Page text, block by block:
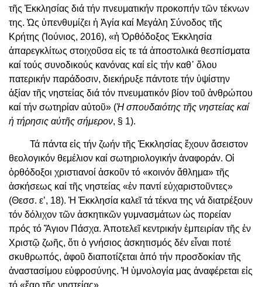
τῆς Ἐκκλησίας διά τήν πνευματικήν προκοπήν τῶν τέκνων
της. Ὡς ὑπενθυμίζει ἡ Ἁγία καί Μεγάλη Σύνοδος τῆς
Κρήτης (Ἰούνιος, 2016), «ἡ Ὀρθόδοξος Ἐκκλησία
ἀπαρεγκλίτως στοιχοῦσα εἰς τε τά ἀποστολικά θεσπίσματα
καί τούς συνοδικούς κανόνας καί εἰς τήν καθ᾿ ὅλου
πατερικήν παράδοσιν, διεκήρυξε πάντοτε τήν ὑψίστην
ἀξίαν τῆς νηστείας διά τόν πνευματικόν βίον τοῦ ἀνθρώπου
καί τήν σωτηρίαν αὐτοῦ» (Ἡ σπουδαιότης τῆς νηστείας καί
ἡ τήρησις αὐτῆς σήμερον, § 1).
Τά πάντα εἰς τήν ζωήν τῆς Ἐκκλησίας ἔχουν ἄσειστον
θεολογικόν θεμέλιον καί σωτηριολογικήν ἀναφοράν. Οἱ
ὀρθόδοξοι χριστιανοί ἀσκοῦν τό «κοινόν ἄθλημα» τῆς
ἀσκήσεως καί τῆς νηστείας «ἐν παντί εὐχαριστοῦντες»
(Θεσσ. ε’, 18). Ἡ Ἐκκλησία καλεῖ τά τέκνα της νά διατρέξουν
τόν δόλιχον τῶν ἀσκητικῶν γυμνασμάτων ὡς πορείαν
πρός τό Ἅγιον Πάσχα. Ἀποτελεῖ κεντρικήν ἐμπειρίαν τῆς ἐν
Χριστῷ ζωῆς, ὅτι ὁ γνήσιος ἀσκητισμός δέν εἶναι ποτέ
σκυθρωπός, ἀφοῦ διαποτίζεται ἀπό τήν προσδοκίαν τῆς
ἀναστασίμου εὐφροσύνης. Ἡ ὑμνολογία μας ἀναφέρεται εἰς
τό «ἔαρ τῆς νηστείας».